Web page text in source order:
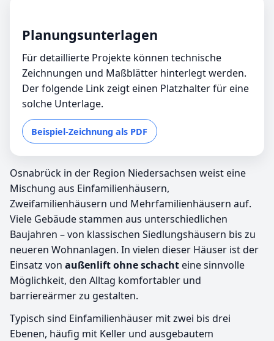
Planungsunterlagen
Für detaillierte Projekte können technische
Zeichnungen und Maßblätter hinterlegt werden.
Der folgende Link zeigt einen Platzhalter für eine
solche Unterlage.
Beispiel-Zeichnung als PDF
Osnabrück in der Region Niedersachsen weist eine
Mischung aus Einfamilienhäusern,
Zweifamilienhäusern und Mehrfamilienhäusern auf.
Viele Gebäude stammen aus unterschiedlichen
Baujahren – von klassischen Siedlungshäusern bis zu
neueren Wohnanlagen. In vielen dieser Häuser ist der
Einsatz von außenlift ohne schachteine sinnvolle
Möglichkeit, den Alltag komfortabler und
barriereärmer zu gestalten.
Typisch sind Einfamilienhäuser mit zwei bis drei
Ebenen, häufig mit Keller und ausgebautem